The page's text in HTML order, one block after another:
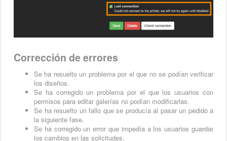
Corrección de errores
Se ha resuelto un problema por el que no se podían verificar
los diseños.
Se ha corregido un problema por el que los usuarios con
permisos para editar galerías no podían modificarlas.
Se ha resuelto un fallo que se producía al pasar un pedido a
la siguiente fase.
Se ha corregido un error que impedía a los usuarios guardar
los cambios en las solicitudes.